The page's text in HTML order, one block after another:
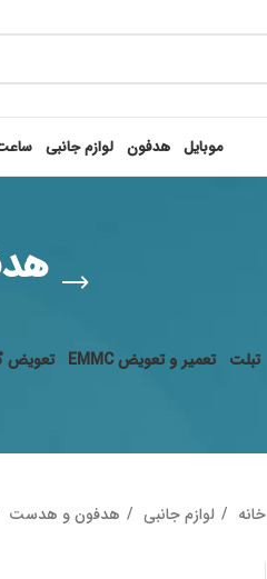
موبایل هدفون لوازم جانبی
تبلت تعمیر و تعویض EMMC تعویض
خانه لوازم جانبی هدفون و هدست